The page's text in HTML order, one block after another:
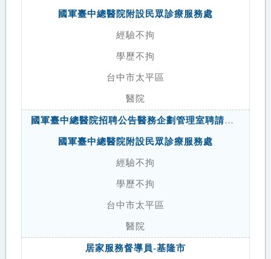
國軍臺中總醫院附設民眾診療服務處
經驗不拘
學歷不拘
台中市太平區
醫院
國軍臺中總醫院招聘公告醫務企劃管理室聘請健康台灣深耕計畫 定期契約師級專業人員(在宅醫療個管師)1員
國軍臺中總醫院附設民眾診療服務處
經驗不拘
學歷不拘
台中市太平區
醫院
居家服務督導員-基隆市